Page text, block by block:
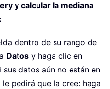
y calcular la mediana
dentro de su rango de
Datos y haga clic en
sus datos aún no están en
pedirá que la cree: haga